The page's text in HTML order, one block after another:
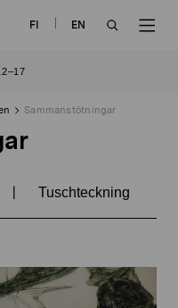
FI
EN
Sammanstötningar
| Tuschteckning